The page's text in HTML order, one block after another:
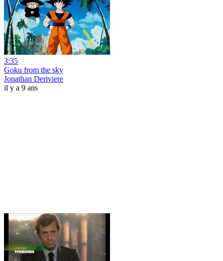
3:35
Goku from the sky
Jonathan Deriviere
il y a 9 ans